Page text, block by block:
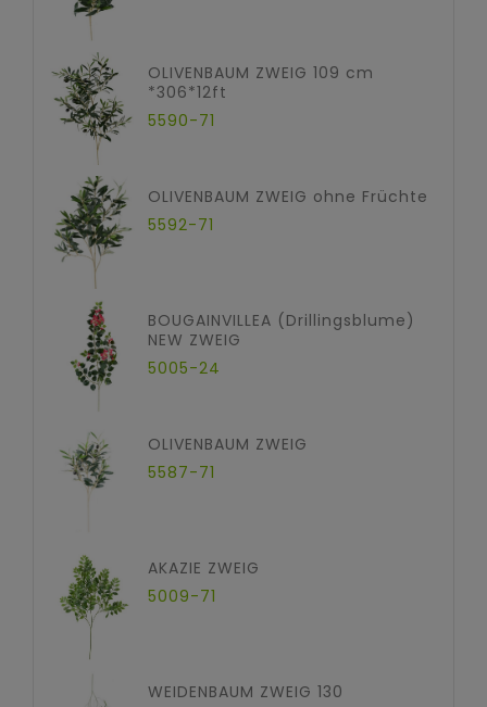
OLIVENBAUM ZWEIG 109 cm
*306*12ft
5590-71
OLIVENBAUM ZWEIG ohne Früchte
5592-71
BOUGAINVILLEA (Drillingsblume)
NEW ZWEIG
5005-24
OLIVENBAUM ZWEIG
5587-71
AKAZIE ZWEIG
5009-71
WEIDENBAUM ZWEIG 130